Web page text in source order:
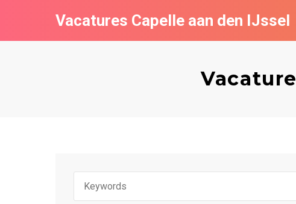
Vacatures Capelle aan den IJssel